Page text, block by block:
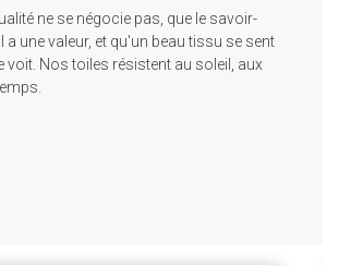
ne se négocie pas, que le savoir-
a une valeur, et qu'un beau tissu se sent
voit. Nos toiles résistent au soleil, aux